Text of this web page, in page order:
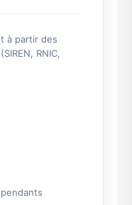
à partir des
RNIC,